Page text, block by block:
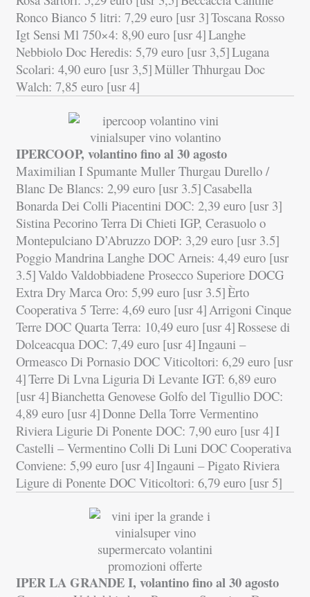
Ronco Bianco 5 litri: 7,29 euro [usr 3]Toscana Rosso
Igt Sensi Ml 750×4: 8,90 euro [usr 4]Langhe
Nebbiolo Doc Heredis: 5,79 euro [usr 3,5]Lugana
Scolari: 4,90 euro [usr 3,5]Müller Thhurgau Doc
Walch: 7,85 euro [usr 4]
IPERCOOP, volantino fino al 30 agosto
Maximilian I Spumante Muller Thurgau Durello /
Blanc De Blancs: 2,99 euro [usr 3.5]Casabella
Bonarda Dei Colli Piacentini DOC: 2,39 euro [usr 3]
Sistina Pecorino Terra Di Chieti IGP, Cerasuolo o
Montepulciano D’Abruzzo DOP: 3,29 euro [usr 3.5]
Poggio Mandrina Langhe DOC Arneis: 4,49 euro [usr
3.5]Valdo Valdobbiadene Prosecco Superiore DOCG
Extra Dry Marca Oro: 5,99 euro [usr 3.5]Èrto
Cooperativa 5 Terre: 4,69 euro [usr 4] Arrigoni Cinque
Terre DOC Quarta Terra: 10,49 euro [usr 4]Rossese di
Dolceacqua DOC: 7,49 euro [usr 4]Ingauni –
Ormeasco Di Pornasio DOC Viticoltori: 6,29 euro [usr
4]Terre Di Lvna Liguria Di Levante IGT: 6,89 euro
[usr 4]Bianchetta Genovese Golfo del Tigullio DOC:
4,89 euro [usr 4]Donne Della Torre Vermentino
Riviera Ligurie Di Ponente DOC: 7,90 euro [usr 4]I
Castelli – Vermentino Colli Di Luni DOC Cooperativa
Conviene: 5,99 euro [usr 4]Ingauni – Pigato Riviera
Ligure di Ponente DOC Viticoltori: 6,79 euro [usr 5]
IPER LA GRANDE I, volantino fino al 30 agosto